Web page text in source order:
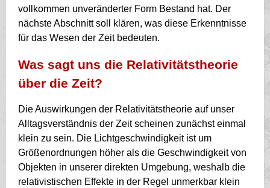
vollkommen unveränderter Form Bestand hat. Der
nächste Abschnitt soll klären, was diese Erkenntnisse
für das Wesen der Zeit bedeuten.
Was sagt uns die Relativitätstheorie
über die Zeit?
Die Auswirkungen der Relativitätstheorie auf unser
Alltagsverständnis der Zeit scheinen zunächst einmal
klein zu sein. Die Lichtgeschwindigkeit ist um
Größenordnungen höher als die Geschwindigkeit von
Objekten in unserer direkten Umgebung, weshalb die
relativistischen Effekte in der Regel unmerkbar klein